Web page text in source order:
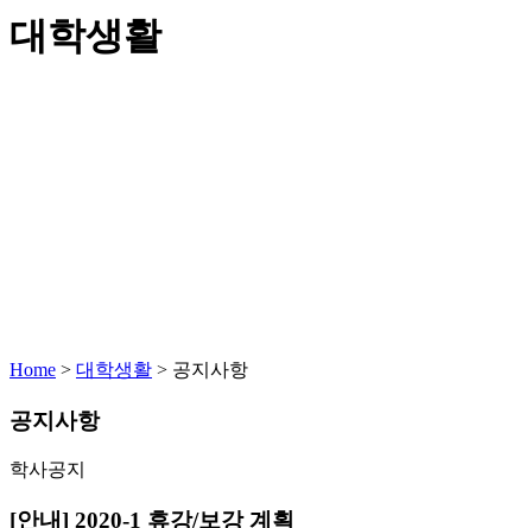
대학생활
Home > 대학생활 > 공지사항
공지사항
학사공지
[안내] 2020-1 휴강/보강 계획